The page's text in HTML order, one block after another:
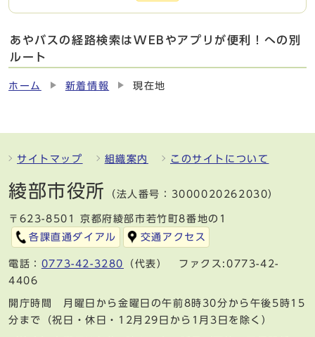
あやバスの経路検索はWEBやアプリが便利！への別
ルート
ホーム 新着情報 現在地
サイトマップ 組織案内 このサイトについて
綾部市役所 （法人番号：3000020262030）
〒623-8501 京都府綾部市若竹町8番地の1
各課直通ダイアル
交通アクセス
電話： 0773-42-3280
（代表） ファクス:0773-42-
4406
開庁時間 月曜日から金曜日の午前8時30分から午後5時15
分まで（祝日・休日・12月29日から1月3日を除く）